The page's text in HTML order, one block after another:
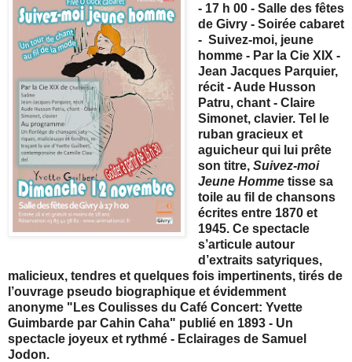
- 17 h 00 - Salle des fêtes
de Givry- Soirée cabaret
- Suivez-moi, jeune
homme - Par la Cie XIX -
Jean Jacques Parquier,
récit - Aude Husson
Patru, chant - Claire
Simonet, clavier. Tel le
ruban gracieux et
aguicheur qui lui prête
son titre, Suivez-moi
Jeune Hommetisse sa
toile au fil de chansons
écrites entre 1870 et
1945. Ce spectacle
s’articule autour
d’extraits satyriques,
malicieux, tendres et quelques fois impertinents, tirés de
l’ouvrage pseudo biographique et évidemment
anonyme "Les Coulisses du Café Concert: Yvette
Guimbarde par Cahin Caha" publié en 1893 - Un
spectacle joyeux et rythmé - Eclairages de Samuel
Jodon.